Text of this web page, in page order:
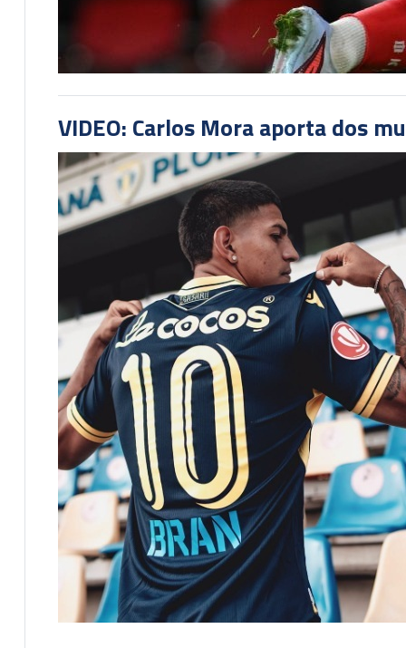
VIDEO: Carlos Mora aporta dos